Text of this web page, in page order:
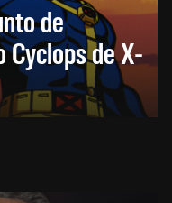
de
Cyclops de X-